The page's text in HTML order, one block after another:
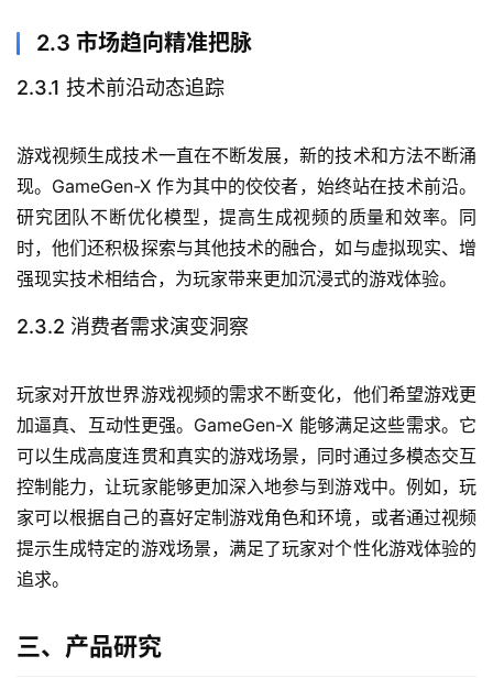
2.3 市场趋向精准把脉
2.3.1 技术前沿动态追踪
游戏视频生成技术一直在不断发展，新的技术和方法不断涌
现。GameGen-X 作为其中的佼佼者，始终站在技术前沿。
研究团队不断优化模型，提高生成视频的质量和效率。同
时，他们还积极探索与其他技术的融合，如与虚拟现实、增
强现实技术相结合，为玩家带来更加沉浸式的游戏体验。
2.3.2 消费者需求演变洞察
玩家对开放世界游戏视频的需求不断变化，他们希望游戏更
加逼真、互动性更强。GameGen-X 能够满足这些需求。它
可以生成高度连贯和真实的游戏场景，同时通过多模态交互
控制能力，让玩家能够更加深入地参与到游戏中。例如，玩
家可以根据自己的喜好定制游戏角色和环境，或者通过视频
提示生成特定的游戏场景，满足了玩家对个性化游戏体验的
追求。
三、产品研究